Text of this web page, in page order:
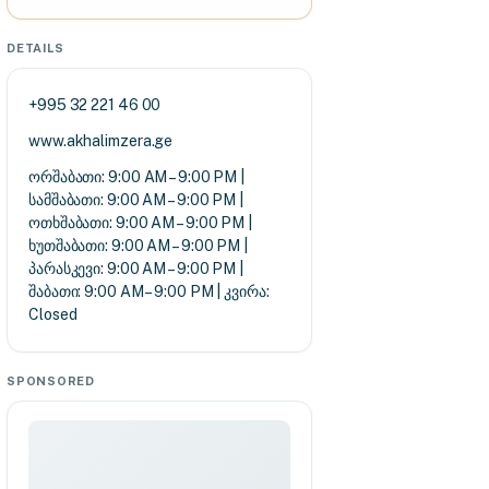
DETAILS
+995 32 221 46 00
www.akhalimzera.ge
ორშაბათი: 9:00 AM – 9:00 PM |
სამშაბათი: 9:00 AM – 9:00 PM |
ოთხშაბათი: 9:00 AM – 9:00 PM |
ხუთშაბათი: 9:00 AM – 9:00 PM |
პარასკევი: 9:00 AM – 9:00 PM |
შაბათი: 9:00 AM – 9:00 PM | კვირა:
Closed
SPONSORED